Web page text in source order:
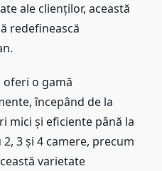
ale clienților, această
redefinească
oferi o gamă
începând de la
mici și eficiente până la
3 și 4 camere, precum
varietate